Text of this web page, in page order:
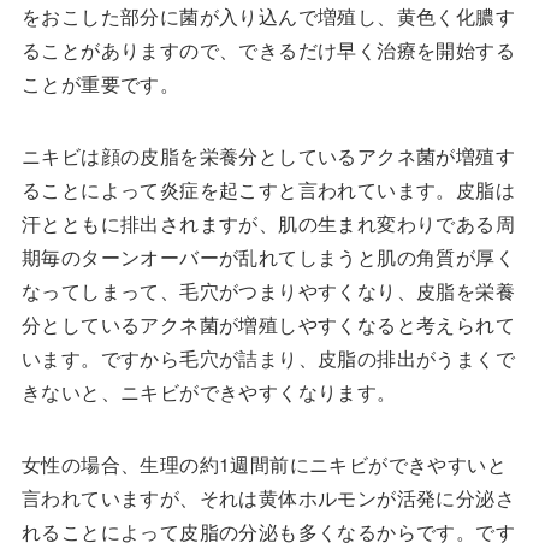
をおこした部分に菌が入り込んで増殖し、黄色く化膿す
ることがありますので、できるだけ早く治療を開始する
ことが重要です。
ニキビは顔の皮脂を栄養分としているアクネ菌が増殖す
ることによって炎症を起こすと言われています。皮脂は
汗とともに排出されますが、肌の生まれ変わりである周
期毎のターンオーバーが乱れてしまうと肌の角質が厚く
なってしまって、毛穴がつまりやすくなり、皮脂を栄養
分としているアクネ菌が増殖しやすくなると考えられて
います。ですから毛穴が詰まり、皮脂の排出がうまくで
きないと、ニキビができやすくなります。
女性の場合、生理の約1週間前にニキビができやすいと
言われていますが、それは黄体ホルモンが活発に分泌さ
れることによって皮脂の分泌も多くなるからです。です